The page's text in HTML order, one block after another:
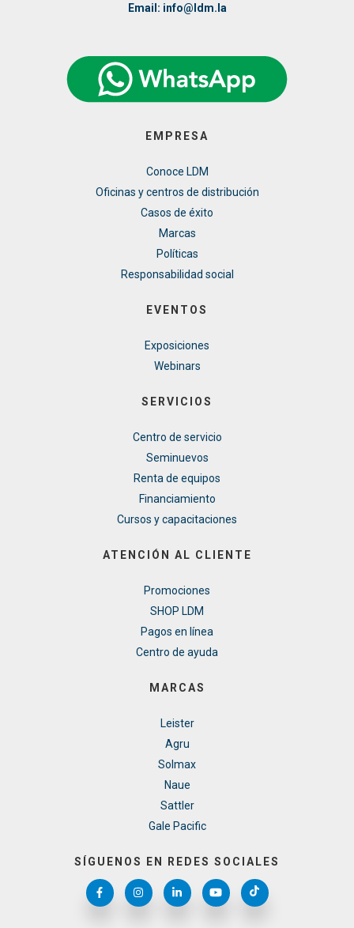
Email: info@ldm.la
EMPRESA
Conoce LDM
Oficinas y centros de distribución
Casos de éxito
Marcas
Políticas
Responsabilidad social
EVENTOS
Exposiciones
Webinars
SERVICIOS
Centro de servicio
Seminuevos
Renta de equipos
Financiamiento
Cursos y capacitaciones
ATENCIÓN AL CLIENTE
Promociones
SHOP LDM
Pagos en línea
Centro de ayuda
MARCAS
Leister
Agru
Solmax
Naue
Sattler
Gale Pacific
SÍGUENOS EN REDES SOCIALES